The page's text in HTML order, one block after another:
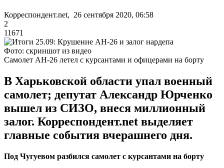
Корреспондент.net, 26 сентября 2020, 06:58
2
11671
Фото: скриншот из видео
Самолет АН-26 летел с курсантами и офицерами на борту
В Харьковской области упал военный
самолет; депутат Александр Юрченко
вышел из СИЗО, внеся миллионный
залог. Корреспондент.net выделяет
главные события вчерашнего дня.
Под Чугуевом разбился самолет с курсантами на борту